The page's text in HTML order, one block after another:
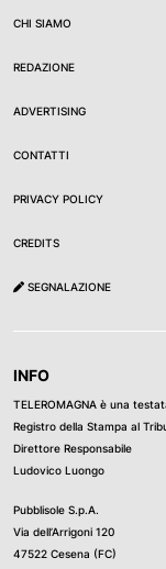
CHI SIAMO
REDAZIONE
ADVERTISING
CONTATTI
PRIVACY POLICY
CREDITS
SEGNALAZIONE
INFO
TELEROMAGNA è una
Registro della Stampa al
Direttore Responsabile
Ludovico Luongo
Pubblisole S.p.A.
Via dell’Arrigoni 120
47522 Cesena (FC)